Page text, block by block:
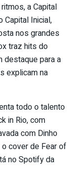
a Capital
Inicial,
nos grandes
traz hits do
destaque para a
explicam na
todo o talento
in Rio, com
com Dinho
cover de Fear of
no Spotify da